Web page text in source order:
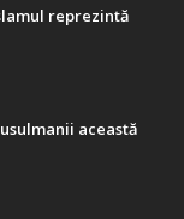
reprezintă
această